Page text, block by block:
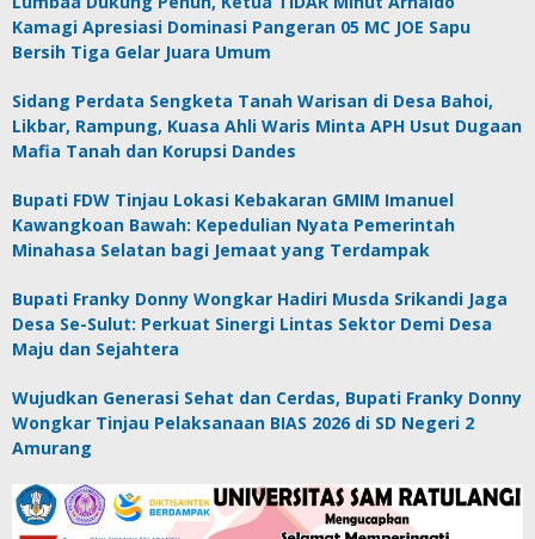
Kamagi Apresiasi Dominasi Pangeran 05 MC JOE Sapu
Bersih Tiga Gelar Juara Umum
Sidang Perdata Sengketa Tanah Warisan di Desa Bahoi,
Likbar, Rampung, Kuasa Ahli Waris Minta APH Usut Dugaan
Mafia Tanah dan Korupsi Dandes
Bupati FDW Tinjau Lokasi Kebakaran GMIM Imanuel
Kawangkoan Bawah: Kepedulian Nyata Pemerintah
Minahasa Selatan bagi Jemaat yang Terdampak
Bupati Franky Donny Wongkar Hadiri Musda Srikandi Jaga
Desa Se-Sulut: Perkuat Sinergi Lintas Sektor Demi Desa
Maju dan Sejahtera
Wujudkan Generasi Sehat dan Cerdas, Bupati Franky Donny
Wongkar Tinjau Pelaksanaan BIAS 2026 di SD Negeri 2
Amurang